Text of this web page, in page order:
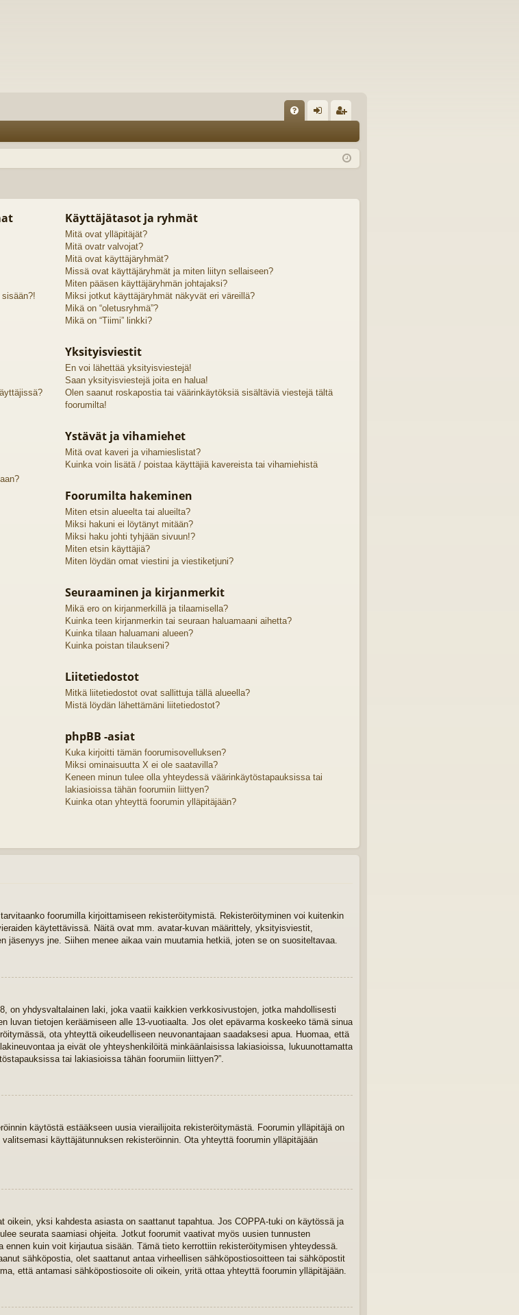
K au ist
Käyttäjätasot ja ryhmät
Mitä ovat ylläpitäjät?
Mitä ovatr valvojat?
Mitä ovat käyttäjäryhmät?
Missä ovat käyttäjäryhmät ja miten liityn sellaiseen?
Miten pääsen käyttäjäryhmän johtajaksi?
Miksi jotkut käyttäjäryhmät näkyvät eri väreillä?
Mikä on “oletusryhmä”?
Mikä on “Tiimi” linkki?
Yksityisviestit
En voi lähettää yksityisviestejä!
Saan yksityisviestejä joita en halua!
Olen saanut roskapostia tai väärinkäytöksiä sisältäviä viestejä tältä
foorumilta!
Ystävät ja vihamiehet
Mitä ovat kaveri ja vihamieslistat?
Kuinka voin lisätä / poistaa käyttäjiä kavereista tai vihamiehistä
Foorumilta hakeminen
Miten etsin alueelta tai alueilta?
Miksi hakuni ei löytänyt mitään?
Miksi haku johti tyhjään sivuun!?
Miten etsin käyttäjiä?
Miten löydän omat viestini ja viestiketjuni?
Seuraaminen ja kirjanmerkit
Mikä ero on kirjanmerkillä ja tilaamisella?
Kuinka teen kirjanmerkin tai seuraan haluamaani aihetta?
Kuinka tilaan haluamani alueen?
Kuinka poistan tilaukseni?
Liitetiedostot
Mitkä liitetiedostot ovat sallittuja tällä alueella?
Mistä löydän lähettämäni liitetiedostot?
phpBB -asiat
Kuka kirjoitti tämän foorumisovelluksen?
Miksi ominaisuutta X ei ole saatavilla?
Keneen minun tulee olla yhteydessä väärinkäytöstapauksissa tai
lakiasioissa tähän foorumiin liittyen?
Kuinka otan yhteyttä foorumin ylläpitäjään?
foorumilla kirjoittamiseen rekisteröitymistä. Rekisteröityminen voi kuitenkin
käytettävissä. Näitä ovat mm. avatar-kuvan määrittely, yksityisviestit,
jäsenyys jne. Siihen menee aikaa vain muutamia hetkiä, joten se on suositeltavaa.
on yhdysvaltalainen laki, joka vaatii kaikkien verkkosivustojen, jotka mahdollisesti
luvan tietojen keräämiseen alle 13-vuotiaalta. Jos olet epävarma koskeeko tämä sinua
ota yhteyttä oikeudelliseen neuvonantajaan saadaksesi apua. Huomaa, että
ja eivät ole yhteyshenkilöitä minkäänlaisissa lakiasioissa, lukuunottamatta
tai lakiasioissa tähän foorumiin liittyen?”.
käytöstä estääkseen uusia vierailijoita rekisteröitymästä. Foorumin ylläpitäjä on
käyttäjätunnuksen rekisteröinnin. Ota yhteyttä foorumin ylläpitäjään
oikein, yksi kahdesta asiasta on saattanut tapahtua. Jos COPPA-tuki on käytössä ja
seurata saamiasi ohjeita. Jotkut foorumit vaativat myös uusien tunnusten
kuin voit kirjautua sisään. Tämä tieto kerrottiin rekisteröitymisen yhteydessä.
sähköpostia, olet saattanut antaa virheellisen sähköpostiosoitteen tai sähköpostit
että antamasi sähköpostiosoite oli oikein, yritä ottaa yhteyttä foorumin ylläpitäjään.